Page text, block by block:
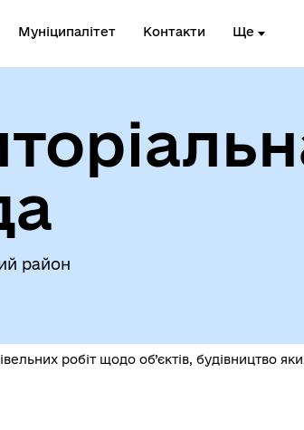
Муніципалітет Контакти Ще
район
робіт щодо об’єктів, будівництво